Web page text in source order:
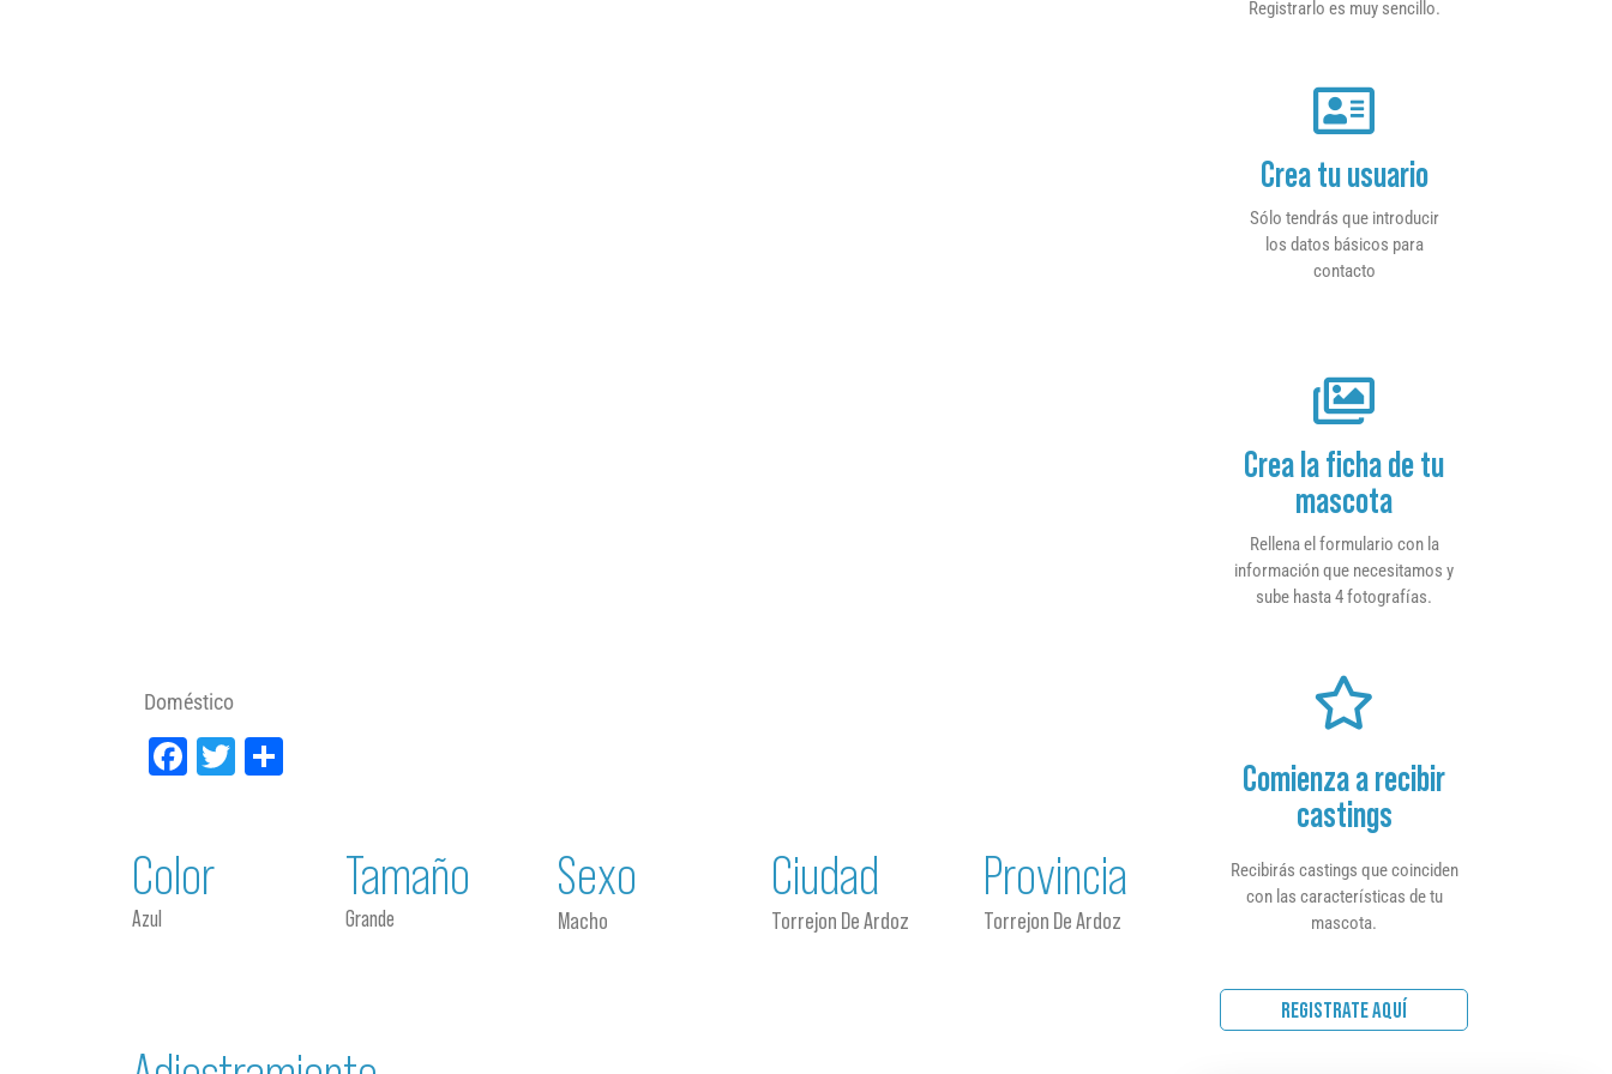
Doméstico
Facebook
Twitter
Color
Azul
Tamaño
Grande
Sexo
Macho
Ciudad
Torrejon De Ardoz
Provincia
Torrejon De Ardoz
Registrarlo es muy sencillo.
Crea tu usuario
Sólo tendrás que introducir
los datos básicos para
contacto
Crea la ficha de tu
mascota
Rellena el formulario con la
información que necesitamos y
sube hasta 4 fotografías.
Comienza a recibir
castings
Recibirás castings que coinciden
con las características de tu
mascota.
REGISTRATE AQUÍ